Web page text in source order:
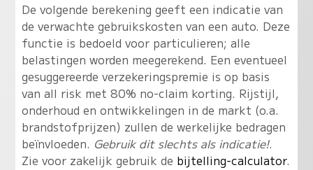
De volgende berekening geeft een indicatie van
de verwachte gebruikskosten van een auto. Deze
functie is bedoeld voor particulieren; alle
belastingen worden meegerekend. Een eventueel
gesuggereerde verzekeringspremie is op basis
van all risk met 80% no-claim korting. Rijstijl,
onderhoud en ontwikkelingen in de markt (o.a.
brandstofprijzen) zullen de werkelijke bedragen
beïnvloeden. Gebruik dit slechts als indicatie!.
Zie voor zakelijk gebruik de bijtelling-calculator.